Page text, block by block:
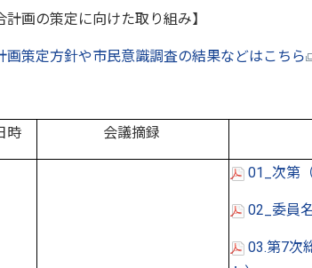
計画の策定に向けた取り組み】
画策定方針や市民意識調査の結果などはこちら
時 会議摘録
01_次第
02_委員
03.第7次